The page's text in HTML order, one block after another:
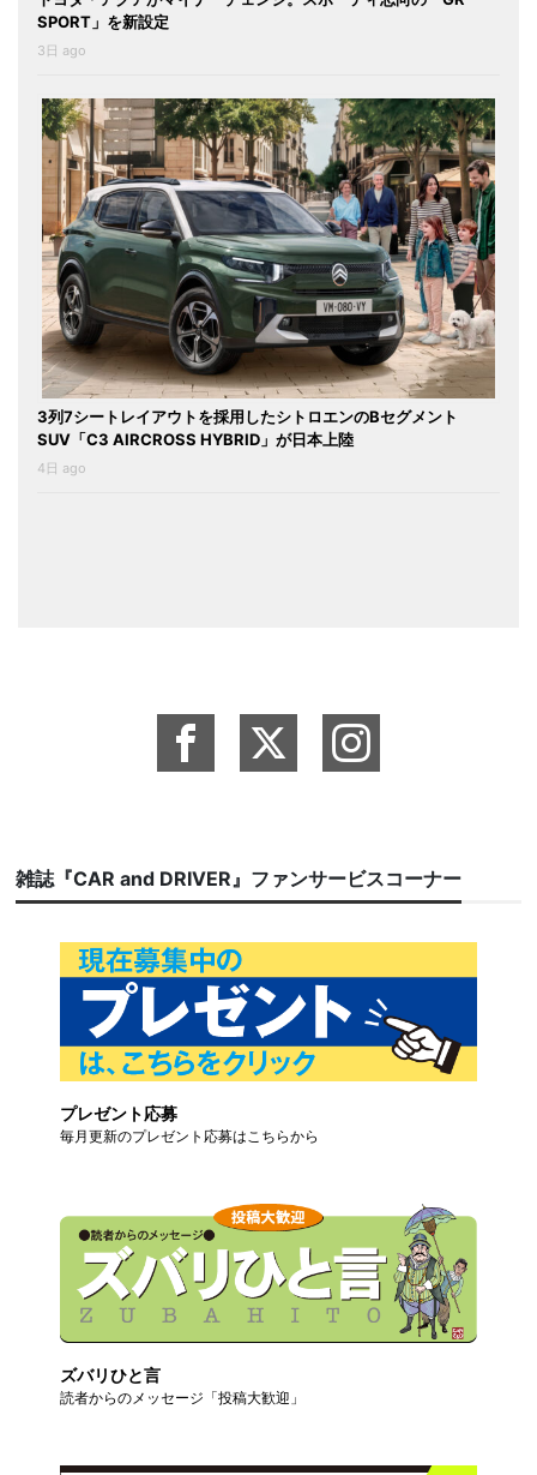
SPORT」を新設定
3日 ago
3列7シートレイアウトを採用したシトロエンのBセグメント
SUV「C3 AIRCROSS HYBRID」が日本上陸
4日 ago
雑誌『CAR and DRIVER』ファンサービスコーナー
プレゼント応募
毎月更新のプレゼント応募はこちらから
ズバリひと言
読者からのメッセージ「投稿大歓迎」